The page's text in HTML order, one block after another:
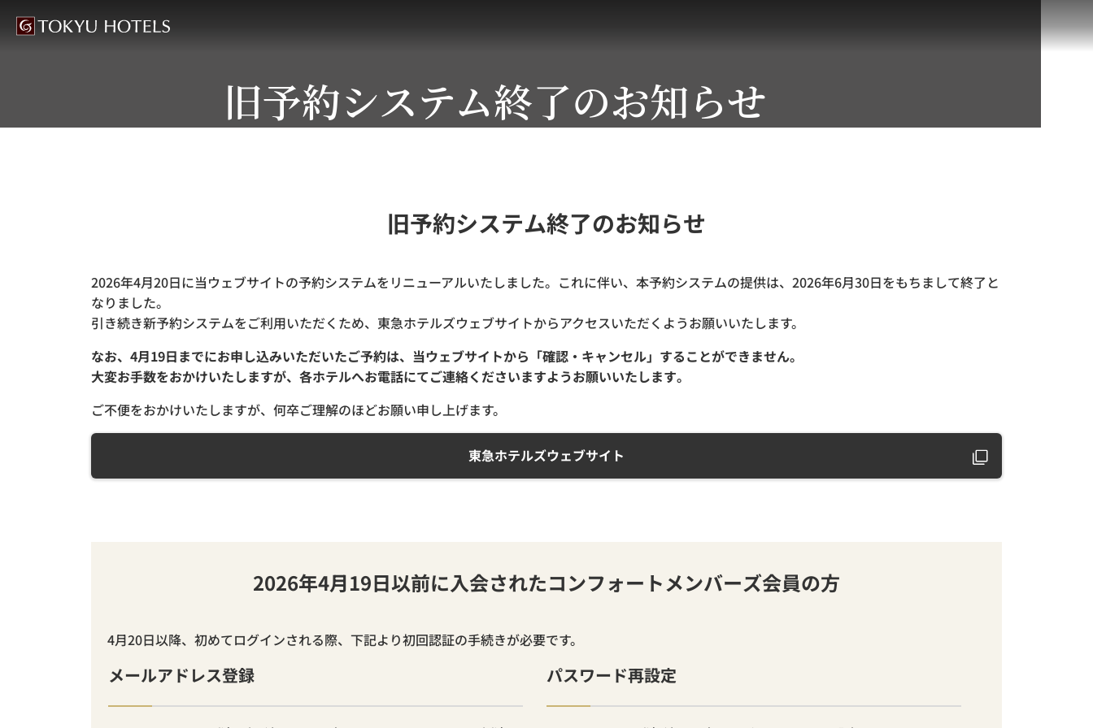
旧予約システム終了のお知らせ
旧予約システム終了のお知らせ
2026年4月20日に当ウェブサイトの予約システムをリニューアルいたしました。これに伴い、本予約システムの提供は、2026年6月30日をもちまして終了と
なりました。
引き続き新予約システムをご利用いただくため、東急ホテルズウェブサイトからアクセスいただくようお願いいたします。
なお、4月19日までにお申し込みいただいたご予約は、当ウェブサイトから「確認・キャンセル」することができません。
大変お手数をおかけいたしますが、各ホテルへお電話にてご連絡くださいますようお願いいたします。
ご不便をおかけいたしますが、何卒ご理解のほどお願い申し上げます。
東急ホテルズウェブサイト
2026年4月19日以前に入会されたコンフォートメンバーズ会員の方
4月20日以降、初めてログインされる際、下記より初回認証の手続きが必要です。
メールアドレス登録 パスワード再設定